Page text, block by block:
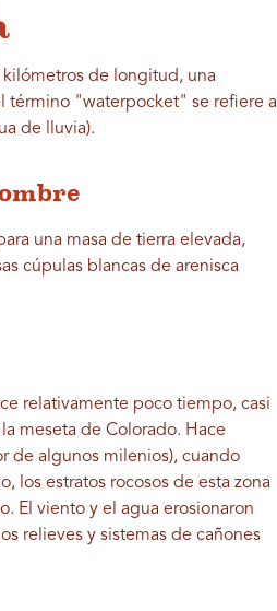
de longitud, una
término "waterpocket" se refiere a
de lluvia).
una masa de tierra elevada,
cúpulas blancas de arenisca
relativamente poco tiempo, casi
meseta de Colorado. Hace
de algunos milenios), cuando
los estratos rocosos de esta zona
El viento y el agua erosionaron
relieves y sistemas de cañones